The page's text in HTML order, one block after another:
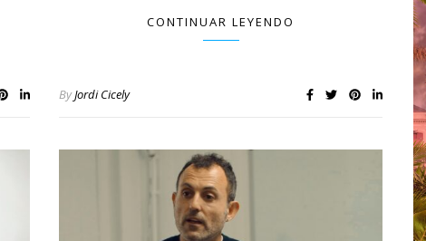
CONTINUAR LEYENDO
ByJordi Cicely